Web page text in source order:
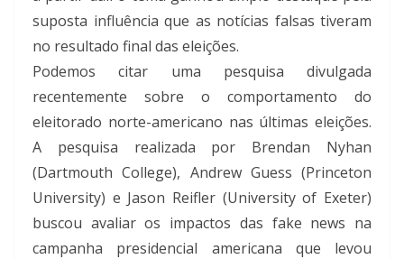
suposta influência que as notícias falsas tiveram
no resultado final das eleições.
Podemos citar uma pesquisa divulgada
recentemente sobre o comportamento do
eleitorado norte-americano nas últimas eleições.
A pesquisa realizada por Brendan Nyhan
(Dartmouth College), Andrew Guess (Princeton
University) e Jason Reifler (University of Exeter)
buscou avaliar os impactos das fake news na
campanha presidencial americana que levou